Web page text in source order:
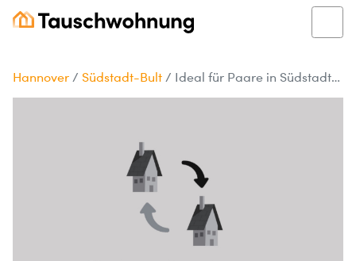
Hannover / Südstadt-Bult / Ideal für Paare in Südstadt-Bult